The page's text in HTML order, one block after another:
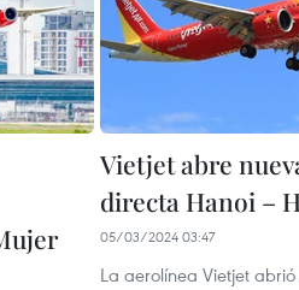
Vietjet abre
directa Hanoi –
05/03/2024 03:47
La aerolínea Vietjet